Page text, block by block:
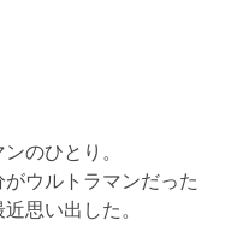
のひとり。
ウルトラマンだった
思い出した。